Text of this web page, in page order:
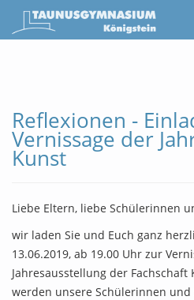
Reflexionen -
Vernissage der
Kunst
Liebe Eltern, liebe Schülerinnen
wir laden Sie und Euch ganz
13.06.2019, ab 19.00 Uhr zur
Jahresausstellung der
werden unsere Schülerinnen